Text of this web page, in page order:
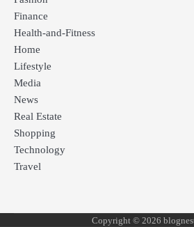
Finance
Health-and-Fitness
Home
Lifestyle
Media
News
Real Estate
Shopping
Technology
Travel
Copyright © 2026